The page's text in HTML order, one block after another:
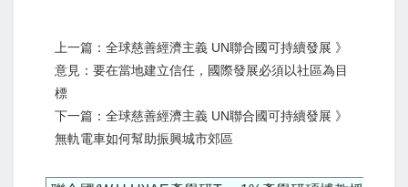
上一篇：全球慈善經濟主義 UN聯合國可持續發展 》
意見：要在當地建立信任，國際發展必須以社區為目
標
下一篇：全球慈善經濟主義 UN聯合國可持續發展 》
無軌電車如何幫助振興城市郊區